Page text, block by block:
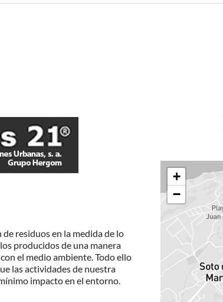
residuos en la medida de lo
producidos de una manera
el medio ambiente. Todo ello
las actividades de nuestra
impacto en el entorno.
+
−